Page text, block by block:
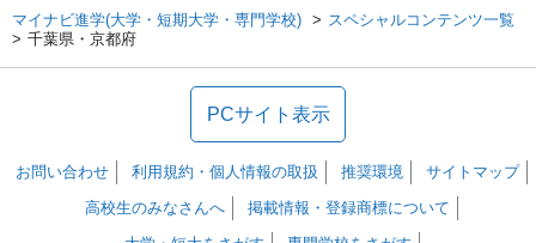
マイナビ進学(大学・短期大学・専門学校)
スペシャルコンテンツ一覧
千葉県・京都府
PCサイト表示
お問い合わせ 利用規約・個人情報の取扱 推奨環境
サイトマップ
高校生のみなさんへ
掲載情報・登録商標について